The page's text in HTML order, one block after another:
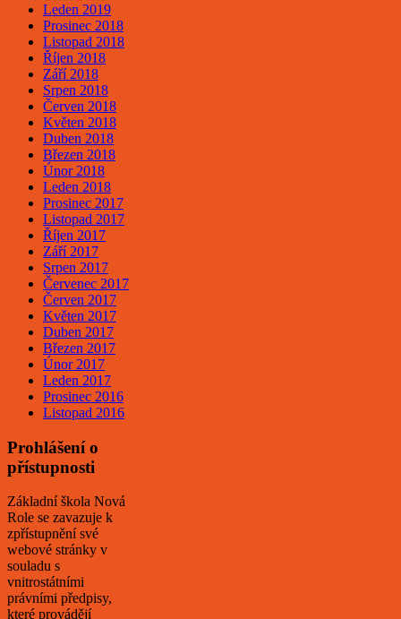
Leden 2019
Prosinec 2018
Listopad 2018
Říjen 2018
Září 2018
Srpen 2018
Červen 2018
Květen 2018
Duben 2018
Březen 2018
Únor 2018
Leden 2018
Prosinec 2017
Listopad 2017
Říjen 2017
Září 2017
Srpen 2017
Červenec 2017
Červen 2017
Květen 2017
Duben 2017
Březen 2017
Únor 2017
Leden 2017
Prosinec 2016
Listopad 2016
Prohlášení o
přístupnosti
Základní škola Nová
Role se zavazuje k
zpřístupnění své
webové stránky v
souladu s
vnitrostátními
právními předpisy,
které provádějí